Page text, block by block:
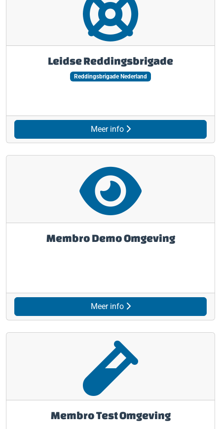
Leidse Reddingsbrigade
Reddingsbrigade Nederland
Meer info
Membro Demo Omgeving
Meer info
Membro Test Omgeving